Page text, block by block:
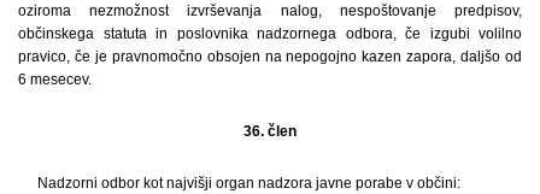
oziroma nezmožnost izvrševanja nalog, nespoštovanje predpisov,
občinskega statuta in poslovnika nadzornega odbora, če izgubi volilno
pravico, če je pravnomočno obsojen na nepogojno kazen zapora, daljšo od
6 mesecev.
36. člen
Nadzorni odbor kot najvišji organ nadzora javne porabe v občini: